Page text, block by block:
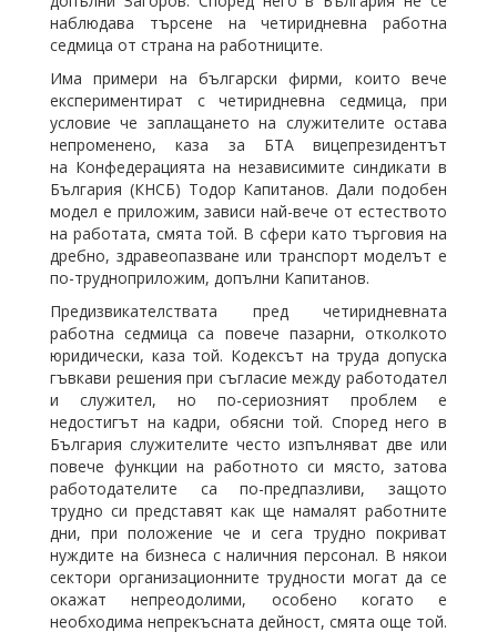
наблюдава търсене на четиридневна работна
седмица от страна на работниците.
Има примери на български фирми, които вече
експериментират с четиридневна седмица, при
условие че заплащането на служителите остава
непроменено, каза за БТА вицепрезидентът
на Конфедерацията на независимите синдикати в
България (КНСБ) Тодор Капитанов. Дали подобен
модел е приложим, зависи най-вече от естеството
на работата, смята той. В сфери като търговия на
дребно, здравеопазване или транспорт моделът е
по-трудноприложим, допълни Капитанов.
Предизвикателствата пред четиридневната
работна седмица са повече пазарни, отколкото
юридически, каза той. Кодексът на труда допуска
гъвкави решения при съгласие между работодател
и служител, но по-сериозният проблем е
недостигът на кадри, обясни той. Според него в
България служителите често изпълняват две или
повече функции на работното си място, затова
работодателите са по-предпазливи, защото
трудно си представят как ще намалят работните
дни, при положение че и сега трудно покриват
нуждите на бизнеса с наличния персонал. В някои
сектори организационните трудности могат да се
окажат непреодолими, особено когато е
необходима непрекъсната дейност, смята още той.